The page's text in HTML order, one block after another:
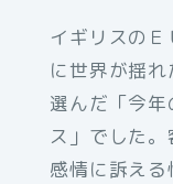
イギリスの
に世界が揺
選んだ「今
ス」でした
感情に訴え